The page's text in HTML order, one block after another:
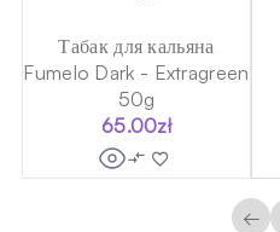
Табак для кальяна
Fumelo Dark - Extragreen
50g
65.00zł
←